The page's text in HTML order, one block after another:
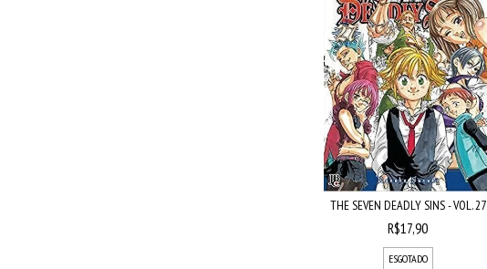
THE SEVEN DEADLY SINS - VOL. 27
R$17,90
ESGOTADO